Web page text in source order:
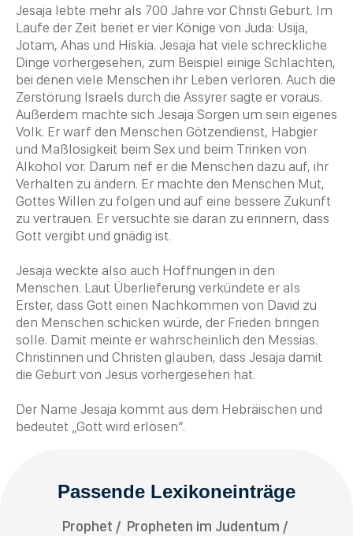
Jesaja lebte mehr als 700 Jahre vor Christi Geburt. Im
Laufe der Zeit beriet er vier Könige von Juda: Usija,
Jotam, Ahas und Hiskia. Jesaja hat viele schreckliche
Dinge vorhergesehen, zum Beispiel einige Schlachten,
bei denen viele Menschen ihr Leben verloren. Auch die
Zerstörung Israels durch die Assyrer sagte er voraus.
Außerdem machte sich Jesaja Sorgen um sein eigenes
Volk. Er warf den Menschen Götzendienst, Habgier
und Maßlosigkeit beim Sex und beim Trinken von
Alkohol vor. Darum rief er die Menschen dazu auf, ihr
Verhalten zu ändern. Er machte den Menschen Mut,
Gottes Willen zu folgen und auf eine bessere Zukunft
zu vertrauen. Er versuchte sie daran zu erinnern, dass
Gott vergibt und gnädig ist.
Jesaja weckte also auch Hoffnungen in den
Menschen. Laut Überlieferung verkündete er als
Erster, dass Gott einen Nachkommen von David zu
den Menschen schicken würde, der Frieden bringen
solle. Damit meinte er wahrscheinlich den Messias.
Christinnen und Christen glauben, dass Jesaja damit
die Geburt von Jesus vorhergesehen hat.
Der Name Jesaja kommt aus dem Hebräischen und
bedeutet „Gott wird erlösen“.
Passende Lexikoneinträge
Prophet
Propheten im Judentum